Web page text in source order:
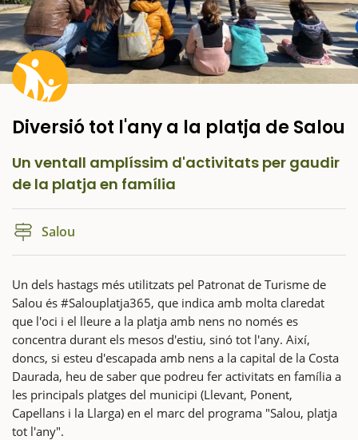
Diversió tot l'any a la platja de Salou
Un ventall amplíssim d'activitats per gaudir
de la platja en família
Salou
Un dels hastags més utilitzats pel Patronat de Turisme de
Salou és #Salouplatja365, que indica amb molta claredat
que l'oci i el lleure a la platja amb nens no només es
concentra durant els mesos d'estiu, sinó tot l'any. Així,
doncs, si esteu d'escapada amb nens a la capital de la Costa
Daurada, heu de saber que podreu fer activitats en família a
les principals platges del municipi (Llevant, Ponent,
Capellans i la Llarga) en el marc del programa "Salou, platja
tot l'any".